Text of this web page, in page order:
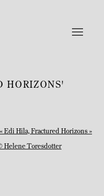
HORIZONS'
in a popup: